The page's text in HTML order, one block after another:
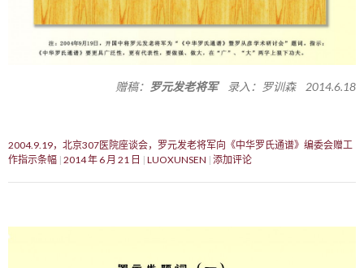
赠稿： 罗元发老将军录入：罗训森 2014.6.18
2004.9.19，北京307医院座谈会，罗元发老将军向《中华罗氏通谱》编委会赠工
作指示条幅 2014 年 6 月 21 日 LUOXUNSEN 添加评论